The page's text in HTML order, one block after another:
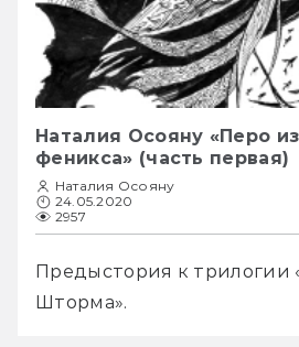
Наталия Осояну «Перо
феникса» (часть первая)
Наталия Осояну
24.05.2020
2957
Предыстория к трилогии
Шторма».